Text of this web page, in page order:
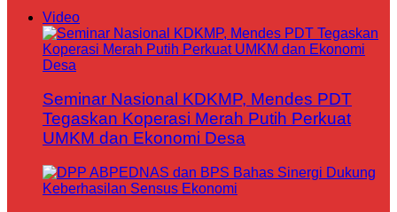
Video
Seminar Nasional KDKMP, Mendes PDT
Tegaskan Koperasi Merah Putih Perkuat
UMKM dan Ekonomi Desa